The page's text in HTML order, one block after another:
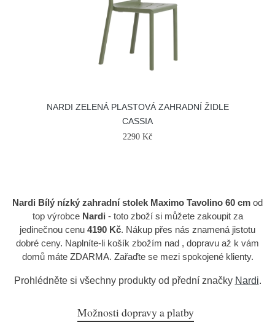
NARDI ZELENÁ PLASTOVÁ ZAHRADNÍ ŽIDLE
CASSIA
2290 Kč
Nardi Bílý nízký zahradní stolek Maximo Tavolino 60 cm od
top výrobceNardi - toto zboží si můžete zakoupit za
jedinečnou cenu 4190 Kč. Nákup přes nás znamená jistotu
dobré ceny. Naplníte-li košík zbožím nad , dopravu až k vám
domů máte ZDARMA. Zařaďte se mezi spokojené klienty.
Prohlédněte si všechny produkty od přední značky Nardi.
Možnosti dopravy a platby